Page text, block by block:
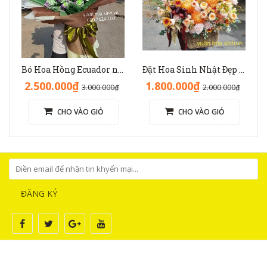
Bó Hoa Hồng Ecuador nhập độc lạ sinh nhật - HB1141
2.500.000₫ 3.000.000₫
CHO VÀO GIỎ
Đặt Hoa Sinh Nhật Đẹp Sang Trọng: Lẵng Hoa Màu Nâu(Nude) - GH1093
1.800.000₫ 2.000.000₫
CHO VÀO GIỎ
ĐĂNG KÝ